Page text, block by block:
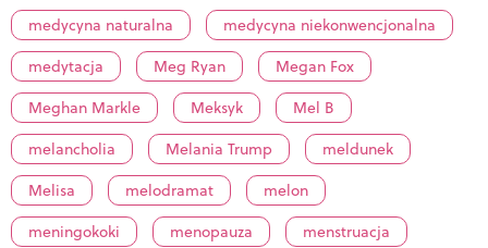
medycyna naturalna
medycyna niekonwencjonalna
medytacja
Meg Ryan
Megan Fox
Meghan Markle
Meksyk
Mel B
melancholia
Melania Trump
meldunek
Melisa
melodramat
melon
meningokoki
menopauza
menstruacja